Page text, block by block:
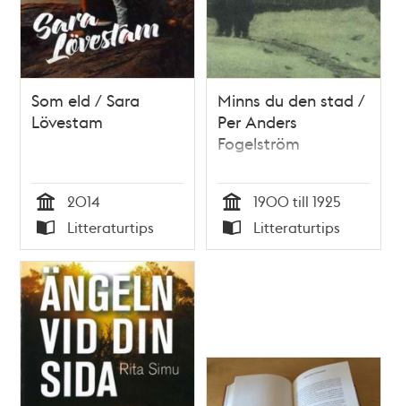
Som eld / Sara
Lövestam
Tid
2014
Typ
Litteraturtips
Minns du den stad /
Per Anders
Fogelström
Tid
1900 till 1925
Typ
Litteraturtips